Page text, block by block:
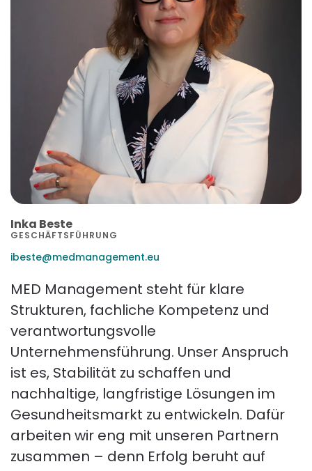
Inka Beste
GESCHÄFTSFÜHRUNG
ibeste@medmanagement.eu
MED Management steht für klare
Strukturen, fachliche Kompetenz und
verantwortungsvolle
Unternehmensführung. Unser Anspruch
ist es, Stabilität zu schaffen und
nachhaltige, langfristige Lösungen im
Gesundheitsmarkt zu entwickeln. Dafür
arbeiten wir eng mit unseren Partnern
zusammen – denn Erfolg beruht auf